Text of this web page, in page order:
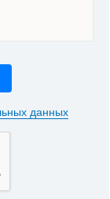
данных